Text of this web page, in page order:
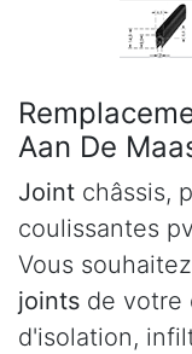
Aan De
Joint châssis,
coulissantes
Vous
joints de votre
d'isolation,